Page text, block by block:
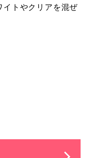
イトやクリアを混ぜ